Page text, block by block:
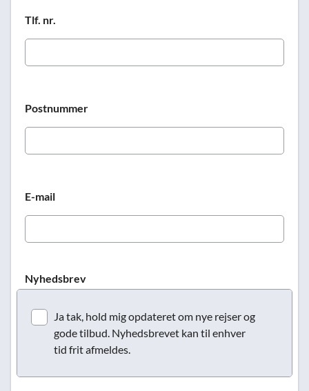
Tlf. nr.
Postnummer
E-mail
Nyhedsbrev
Ja tak, hold mig opdateret om nye rejser og
gode tilbud. Nyhedsbrevet kan til enhver
tid frit afmeldes.